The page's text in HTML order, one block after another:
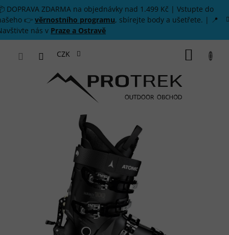
Přejít na obsah
DOPRAVA ZDARMA na objednávky nad 1.499 Kč | Vstupte do
👉 věrnostního programu, sbírejte body a ušetřete. | 📍
nás v Praze a Ostravě
CZK